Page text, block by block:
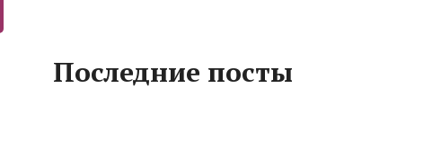
Последние посты